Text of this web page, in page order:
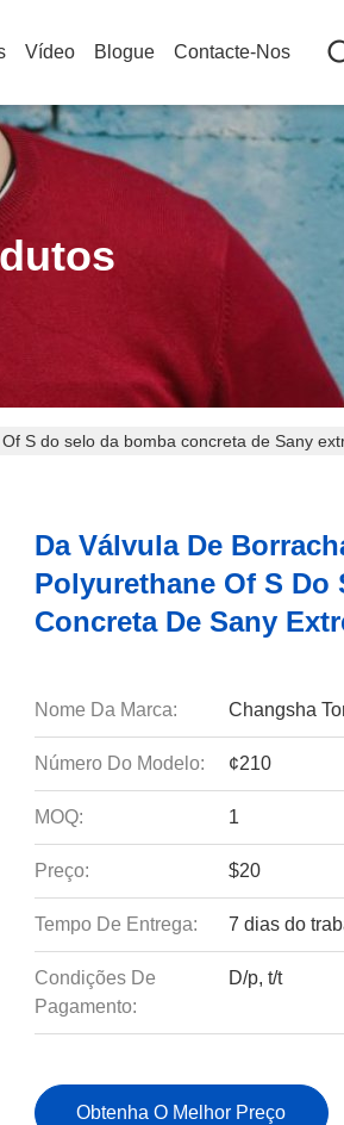
Vídeo Blogue Contacte-Nos
S do selo da bomba concreta de Sany
Da Válvula De
Polyurethane Of S Do
Concreta De Sany
Nome Da Marca: Changsha
Número Do Modelo: ¢210
MOQ: 1
Preço: $20
Tempo De Entrega: 7 dias do
Condições De
Pagamento:
D/p, t/t
Obtenha O Melhor Preço